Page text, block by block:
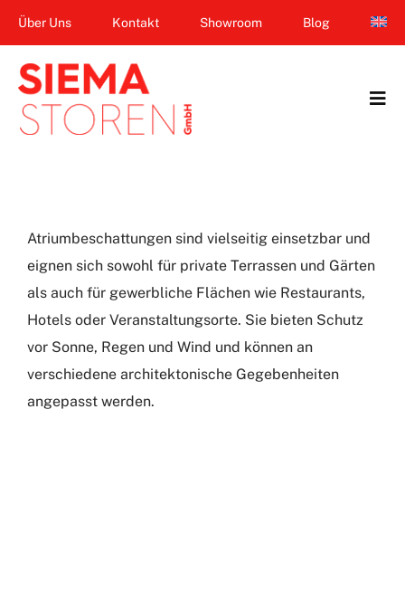
Zum
springen
Über Uns Kontakt Showroom Blog
Balkon & Loggia
Dienstleistungen
Atriumbeschattungen sind vielseitig einsetzbar und
eignen sich sowohl für private Terrassen und Gärten
als auch für gewerbliche Flächen wie Restaurants,
Hotels oder Veranstaltungsorte. Sie bieten Schutz
vor Sonne, Regen und Wind und können an
verschiedene architektonische Gegebenheiten
angepasst werden.